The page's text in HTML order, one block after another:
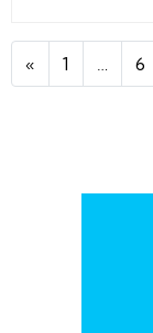
« 1 … 6